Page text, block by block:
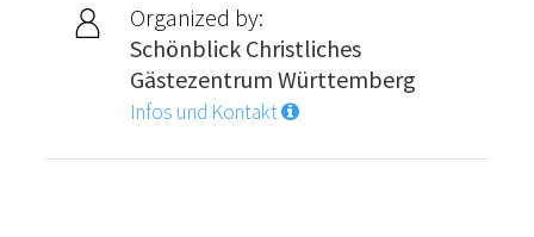
Organized by:
Schönblick Christliches
Gästezentrum Württemberg
Infos und Kontakt